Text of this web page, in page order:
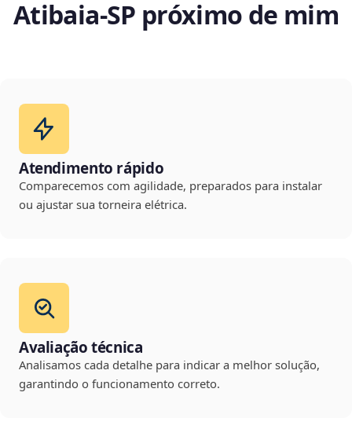
Atibaia‑SP próximo de mim
Atendimento rápido
Comparecemos com agilidade, preparados para instalar
ou ajustar sua torneira elétrica.
Avaliação técnica
Analisamos cada detalhe para indicar a melhor solução,
garantindo o funcionamento correto.